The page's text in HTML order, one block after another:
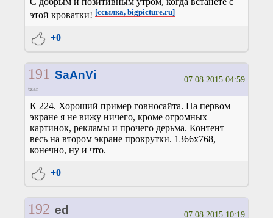
этой кроватки! [ссылка, bigpicture.ru]
+0
191 SaAnVi
tzar
07.08.2015 04:59
К 224. Хороший пример говносайта. На первом
экране я не вижу ничего, кроме огромных
картинок, рекламы и прочего дерьма. Контент
весь на втором экране прокрутки. 1366х768,
конечно, ну и что.
+0
192 ed 07.08.2015 10:19